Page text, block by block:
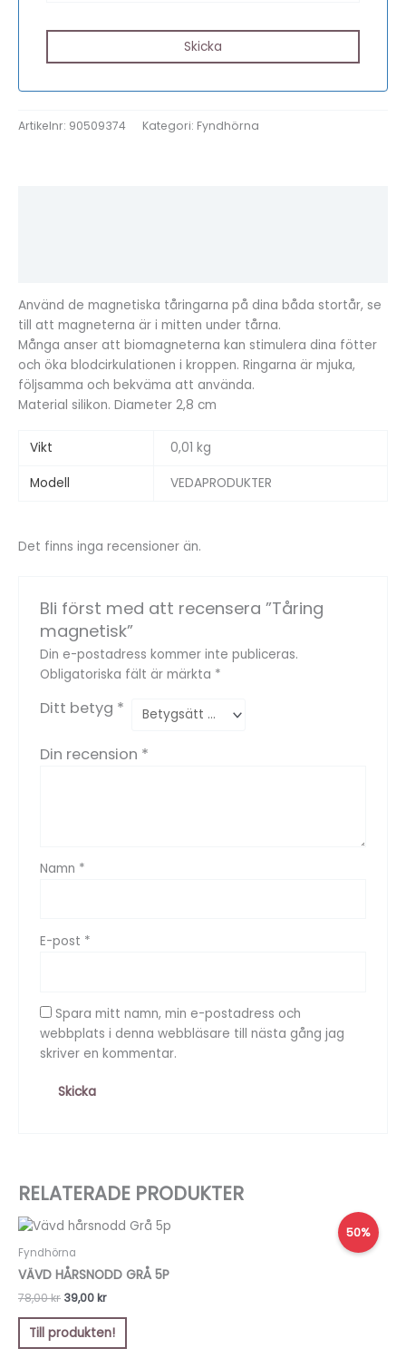
Artikelnr: 90509374 Kategori: Fyndhörna
Använd de magnetiska tåringarna på dina båda stortår, se
till att magneterna är i mitten under tårna.
Många anser att biomagneterna kan stimulera dina fötter
och öka blodcirkulationen i kroppen. Ringarna är mjuka,
följsamma och bekväma att använda.
Material silikon. Diameter 2,8 cm
Vikt 0,01 kg
Modell VEDAPRODUKTER
Det finns inga recensioner än.
Bli först med att recensera ”Tåring
magnetisk”
Din e-postadress kommer inte publiceras.
Obligatoriska fält är märkta *
Ditt betyg *
Din recension *
Namn *
E-post *
Spara mitt namn, min e-postadress och
webbplats i denna webbläsare till nästa gång jag
skriver en kommentar.
RELATERADE PRODUKTER
50%
Fyndhörna
VÄVD HÅRSNODD GRÅ 5P
78,00kr
Det
priset
var:
78,00 kr.
39,00kr
Det
nuvarande
är:
39,00 kr.
Till produkten!